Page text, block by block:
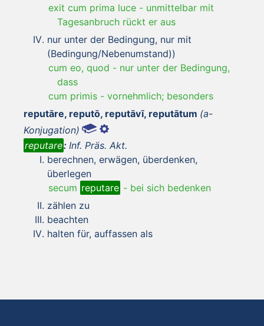
exit cum prima luce - unmittelbar mit
Tagesanbruch rückt er aus
nur unter der Bedingung, nur mit
(Bedingung/Nebenumstand))
cum eo, quod - nur unter der Bedingung,
dass
cum primis - vornehmlich; besonders
reputāre, reputō, reputāvī, reputātum (a-
Konjugation)
reputare: Inf. Präs. Akt.
berechnen, erwägen, überdenken,
überlegen
secum reputare - bei sich bedenken
zählen zu
beachten
halten für, auffassen als